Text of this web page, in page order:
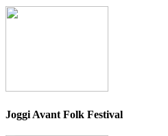
Joggi Avant Folk Festival